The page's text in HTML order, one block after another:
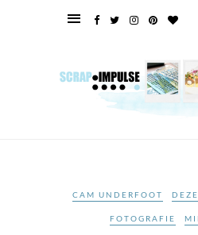
CAM UNDERFOOT
FOTOGRAFIE